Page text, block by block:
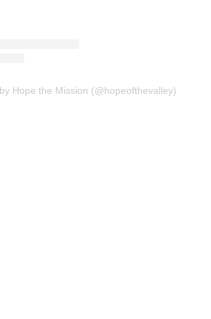
Hope the Mission (@hopeofthevalley)